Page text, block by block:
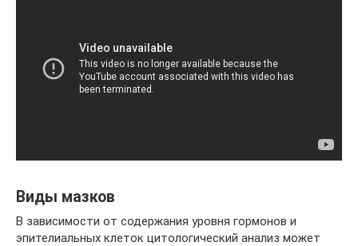
Виды мазков
В зависимости от содержания уровня гормонов и
эпителиальных клеток цитологический анализ может